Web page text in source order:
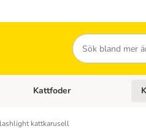
Sök
Open category menu:
Kattfoder
kattkarusell